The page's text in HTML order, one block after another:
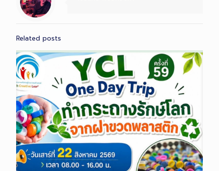
Related posts